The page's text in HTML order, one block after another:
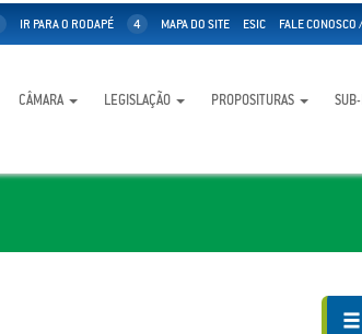
IR PARA O RODAPÉ 4 MAPA DO SITE ESIC FALE
CÂMARA LEGISLAÇÃO PROPOSITURAS